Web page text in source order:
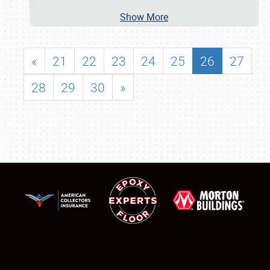
Show More
« 21 22 23 24 25 26
27
28
29 30 »